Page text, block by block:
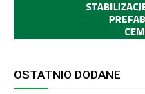
OSTATNIO DODANE